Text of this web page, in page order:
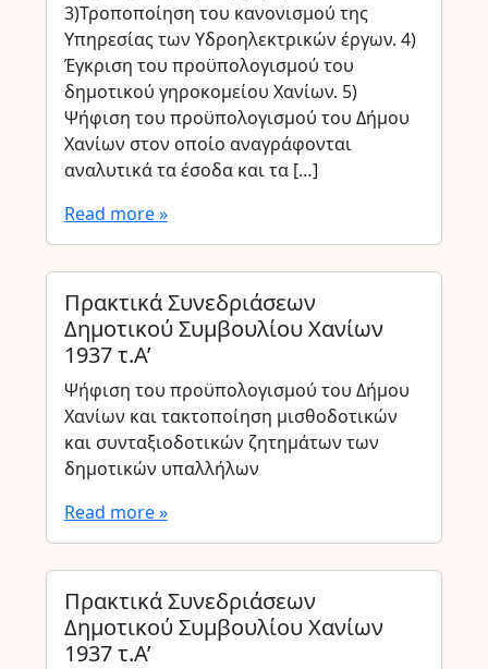
3)Τροποποίηση του κανονισμού της
Υπηρεσίας των Υδροηλεκτρικών έργων. 4)
Έγκριση του προϋπολογισμού του
δημοτικού γηροκομείου Χανίων. 5)
Ψήφιση του προϋπολογισμού του Δήμου
Χανίων στον οποίο αναγράφονται
αναλυτικά τα έσοδα και τα […]
Read more »
Πρακτικά Συνεδριάσεων
Δημοτικού Συμβουλίου Χανίων
1937 τ.Α’
Ψήφιση του προϋπολογισμού του Δήμου
Χανίων και τακτοποίηση μισθοδοτικών
και συνταξιοδοτικών ζητημάτων των
δημοτικών υπαλλήλων
Read more »
Πρακτικά Συνεδριάσεων
Δημοτικού Συμβουλίου Χανίων
1937 τ.Α’